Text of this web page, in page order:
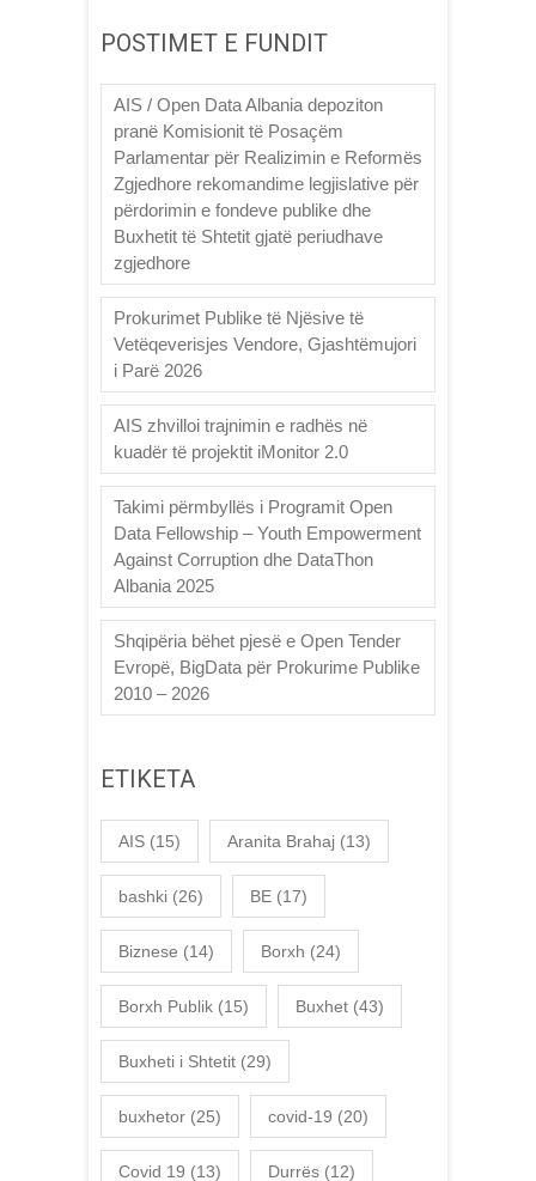
POSTIMET E FUNDIT
AIS / Open Data Albania depoziton
pranë Komisionit të Posaçëm
Parlamentar për Realizimin e Reformës
Zgjedhore rekomandime legjislative për
përdorimin e fondeve publike dhe
Buxhetit të Shtetit gjatë periudhave
zgjedhore
Prokurimet Publike të Njësive të
Vetëqeverisjes Vendore, Gjashtëmujori
i Parë 2026
AIS zhvilloi trajnimin e radhës në
kuadër të projektit iMonitor 2.0
Takimi përmbyllës i Programit Open
Data Fellowship – Youth Empowerment
Against Corruption dhe DataThon
Albania 2025
Shqipëria bëhet pjesë e Open Tender
Evropë, BigData për Prokurime Publike
2010 – 2026
ETIKETA
AIS (15) Aranita Brahaj (13)
bashki (26) BE (17)
Biznese (14) Borxh (24)
Borxh Publik (15) Buxhet (43)
Buxheti i Shtetit (29)
buxhetor (25) covid-19 (20)
Covid 19 (13) Durrës (12)